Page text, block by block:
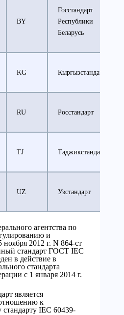
BY
Госстандарт
Республики
Беларусь
KG Кыргызстандарт
RU Росстандарт
TJ Таджикстандарт
UZ Узстандарт
агентства по
и
ноября 2012 г. N 864-ст
стандарт ГОСТ IEC
в действие в
стандарта
с 1 января 2014 г.
является
к
IEC 60439-